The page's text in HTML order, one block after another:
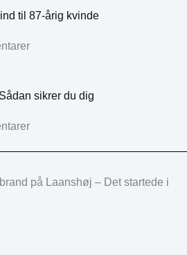
til 87-årig kvinde
sikrer du dig
på Laanshøj – Det startede i